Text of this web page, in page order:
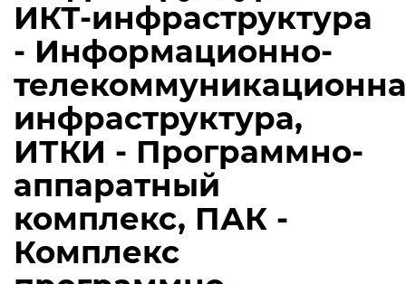
ИКТ-инфраструктура
- Информационно-
инфраструктура,
ИТКИ - Программно-
аппаратный
комплекс, ПАК -
Комплекс